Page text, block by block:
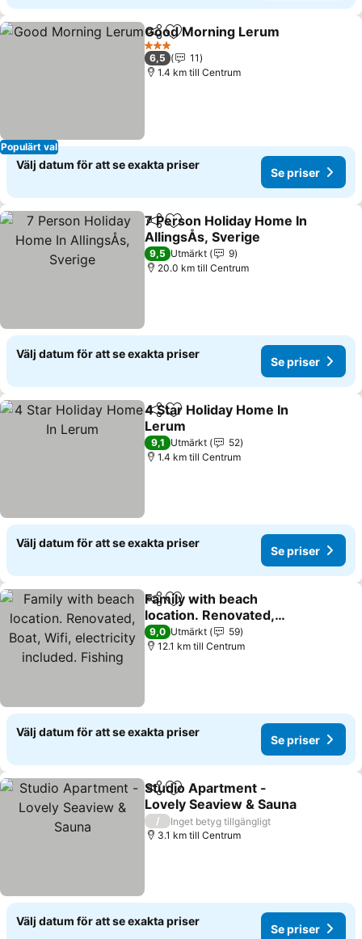
Populärt val
Dela Lägg till i Mina Favoriter
Good Morning Lerum
3 Stjärnor
6,5
11
1.4 km till Centrum
Välj datum för att se exakta priser
Se priser
Dela Lägg till i Mina Favoriter
7 Person Holiday Home In
AllingsÅs, Sverige
9,5 Utmärkt
9
20.0 km till Centrum
Välj datum för att se exakta priser
Se priser
Dela Lägg till i Mina Favoriter
4 Star Holiday Home In
Lerum
9,1 Utmärkt
52
1.4 km till Centrum
Välj datum för att se exakta priser
Se priser
Dela Lägg till i Mina Favoriter
Family with beach
location. Renovated,
Boat, Wifi, electricity
included. Fishing
9,0 Utmärkt
59
12.1 km till Centrum
Välj datum för att se exakta priser
Se priser
Dela Lägg till i Mina Favoriter
Studio Apartment -
Lovely Seaview & Sauna
/
Inget betyg tillgängligt
3.1 km till Centrum
Välj datum för att se exakta priser
Se priser